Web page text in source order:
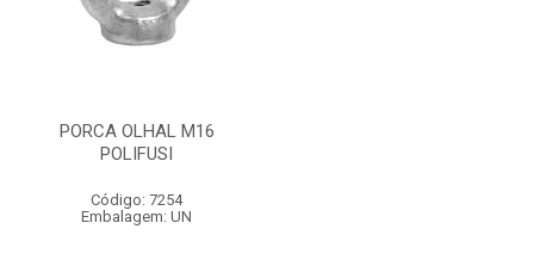
PORCA OLHAL M16
POLIFUSI
Código: 7254
Embalagem: UN